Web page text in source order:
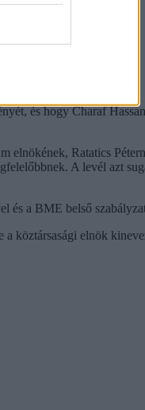
és hogy Charaf
elnökének, Ratatics
A levél azt
és a BME belső
köztársasági elnök